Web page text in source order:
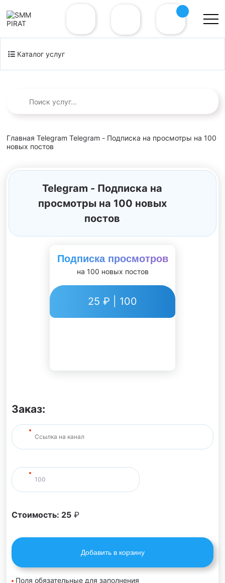
Каталог услуг
Главная Telegram Telegram - Подписка на просмотры на 100
новых постов
Telegram - Подписка на
просмотры на 100 новых
постов
Подписка просмотров
на 100 новых постов
25 ₽ | 100
Заказ:
Стоимость: 25 ₽
Добавить в корзину
Поля обязательные для заполнения